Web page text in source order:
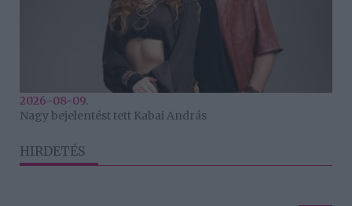
2026-08-09.
Nagy bejelentést tett Kabai András
HIRDETÉS